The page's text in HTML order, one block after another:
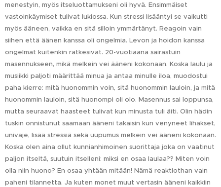
menestyin, myös itseluottamukseni oli hyvä. Ensimmäiset
vastoinkäymiset tulivat lukiossa. Kun stressi lisääntyi se vaikutti
myös ääneen, vaikka en sitä silloin ymmärtänyt. Reagoin vain
siihen että äänen kanssa oli ongelmia. Levon ja hoidon kanssa
ongelmat kuitenkin ratkesivat. 20-vuotiaana sairastuin
masennukseen, mikä melkein vei ääneni kokonaan. Koska laulu ja
musiikki paljoti määrittää minua ja antaa minulle iloa, muodostui
paha kierre: mitä huonommin voin, sitä huonommin lauloin, ja mitä
huonommin lauloin, sitä huonompi oli olo. Masennus sai loppunsa,
mutta seuraavat haasteet tulivat kun minusta tuli äiti. Olin hädin
tuskin onnistunut saamaan ääneni takaisin kun venyneet lihakset,
univaje, lisää stressiä sekä uupumus melkein vei ääneni kokonaan.
Koska olen aina ollut kunnianhimoinen suorittaja joka on vaatinut
paljon itseltä, suutuin itselleni: miksi en osaa laulaa?? Miten voin
olla niin huono? En osaa yhtään mitään! Nämä reaktiothan vain
paheni tilannetta. Ja kuten monet muut vertasin ääneni kaikkiin